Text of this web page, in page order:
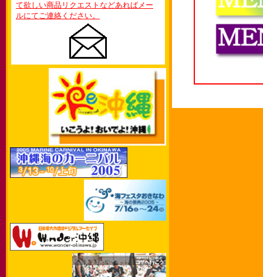
て欲しい商品リクエストなどあればメー
ルにてご連絡ください。